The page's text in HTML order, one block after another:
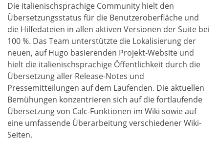
Die italienischsprachige Community hielt den
Übersetzungsstatus für die Benutzeroberfläche und
die Hilfedateien in allen aktiven Versionen der Suite bei
100 %. Das Team unterstützte die Lokalisierung der
neuen, auf Hugo basierenden Projekt-Website und
hielt die italienischsprachige Öffentlichkeit durch die
Übersetzung aller Release-Notes und
Pressemitteilungen auf dem Laufenden. Die aktuellen
Bemühungen konzentrieren sich auf die fortlaufende
Übersetzung von Calc-Funktionen im Wiki sowie auf
eine umfassende Überarbeitung verschiedener Wiki-
Seiten.